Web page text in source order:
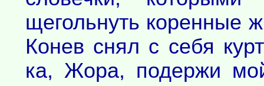
щегольнуть коренные
Конев снял с себя
ка, Жора, подержи